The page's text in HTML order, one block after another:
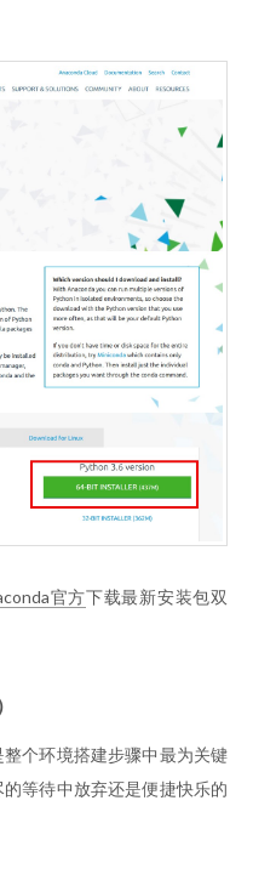
官方下载最新安装包双
个环境搭建步骤中最为关键
等待中放弃还是便捷快乐的